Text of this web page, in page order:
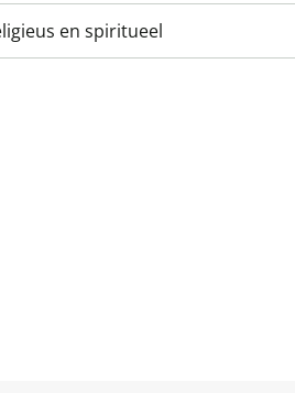
en spiritueel